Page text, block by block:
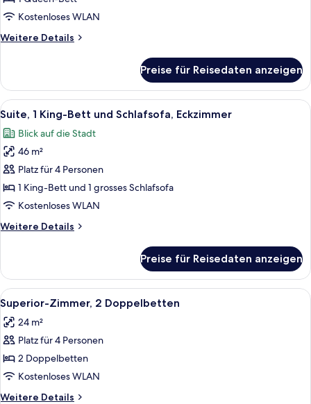
Queen-
Bett
anzeigen
Kostenloses WLAN
Weitere Details
Weitere
1
Queen-
Bett
Preise für Reisedaten anzeigen
Alle
Fotos
für
Suite,
1 King-
Bett
und
Eckzimmer
Ein Hotelzimmer mit Bett,
9
Suite, 1 King-Bett und Schlafsofa, Eckzimmer
Blick auf die Stadt
46 m²
Platz für 4 Personen
1 King-Bett und 1 grosses Schlafsofa
Kostenloses WLAN
Weitere Details
Weitere
1 King-
Bett
und
Schlafsofa,
Eckzimmer
Preise für Reisedaten anzeigen
Alle
Fotos
für
Superior-
Zimmer,
2 Doppelbetten
anzeigen
Ein Hotelzimmer mit zwei Betten,
5
Superior-Zimmer, 2 Doppelbetten
24 m²
Platz für 4 Personen
2 Doppelbetten
Kostenloses WLAN
Weitere Details
Weitere